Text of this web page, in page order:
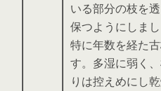
いる部分の枝を
保つようにしまし
特に年数を経た
す。多湿に弱く
りは控えめにし